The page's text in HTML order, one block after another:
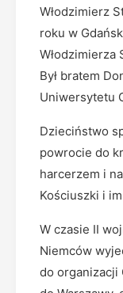
Włodzimierz
roku w
Włodzimierza
Był bratem
Uniwersytetu
Dzieciństwo
powrocie do
harcerzem i
Kościuszki i
W czasie II
Niemców
do organizacji